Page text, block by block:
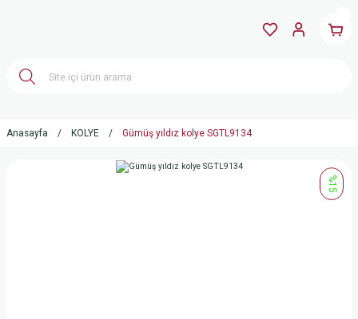
Anasayfa KOLYE Gümüş yıldız kolye SGTL9134
%15